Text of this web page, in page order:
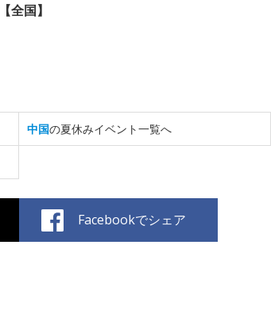
全国】
中国の夏休みイベント一覧へ
Facebookでシェア